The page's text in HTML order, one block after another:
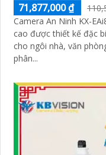
71,877,000 ₫
Camera An Ninh KX-
cao được thiết kế đặc
cho ngôi nhà, văn phòng
phân...